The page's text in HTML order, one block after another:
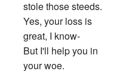
stole those steeds.
Yes, your loss is
great, I know-
But I'll help you in
your woe.